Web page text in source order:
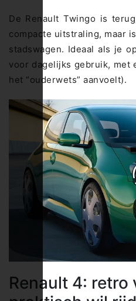
De Renault Twingo is
compacte uitstraling, maar
stadswagen. Ideaal als je
voor dagelijks gebruik, met
het “ouderwets” aanvoelt).
Renault 4: retro